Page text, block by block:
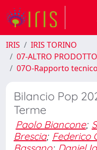
IRIS
IRIS TORINO
07-ALTRO
07O-Rapporto
Bilancio Pop
Terme
Paolo Biancone;
Brescia; Federico